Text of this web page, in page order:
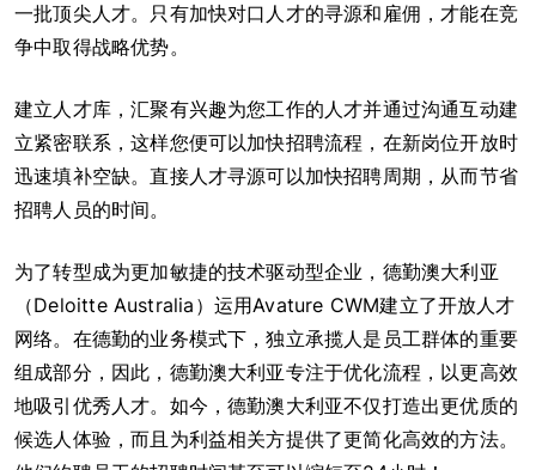
一批顶尖人才。只有加快对口人才的寻源和雇佣，才能在竞
争中取得战略优势。
建立人才库，汇聚有兴趣为您工作的人才并通过沟通互动建
立紧密联系，这样您便可以加快招聘流程，在新岗位开放时
迅速填补空缺。直接人才寻源可以加快招聘周期，从而节省
招聘人员的时间。
为了转型成为更加敏捷的技术驱动型企业，德勤澳大利亚
（Deloitte Australia）运用Avature CWM建立了开放人才
网络。在德勤的业务模式下，独立承揽人是员工群体的重要
组成部分，因此，德勤澳大利亚专注于优化流程，以更高效
地吸引优秀人才。如今，德勤澳大利亚不仅打造出更优质的
候选人体验，而且为利益相关方提供了更简化高效的方法。